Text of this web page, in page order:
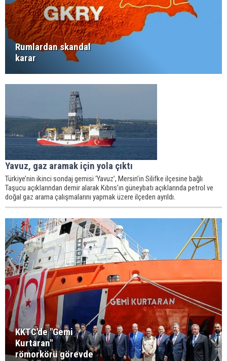
Rumlardan skandal
karar
Yavuz, gaz aramak için yola çıktı
Türkiye’nin ikinci sondaj gemisi ‘Yavuz’, Mersin’in Silifke ilçesine bağlı
Taşucu açıklarından demir alarak Kıbrıs’ın güneybatı açıklarında petrol ve
doğal gaz arama çalışmalarını yapmak üzere ilçeden ayrıldı.
KKTC'de "Gemi
Kurtaran"
römorkörü görevde